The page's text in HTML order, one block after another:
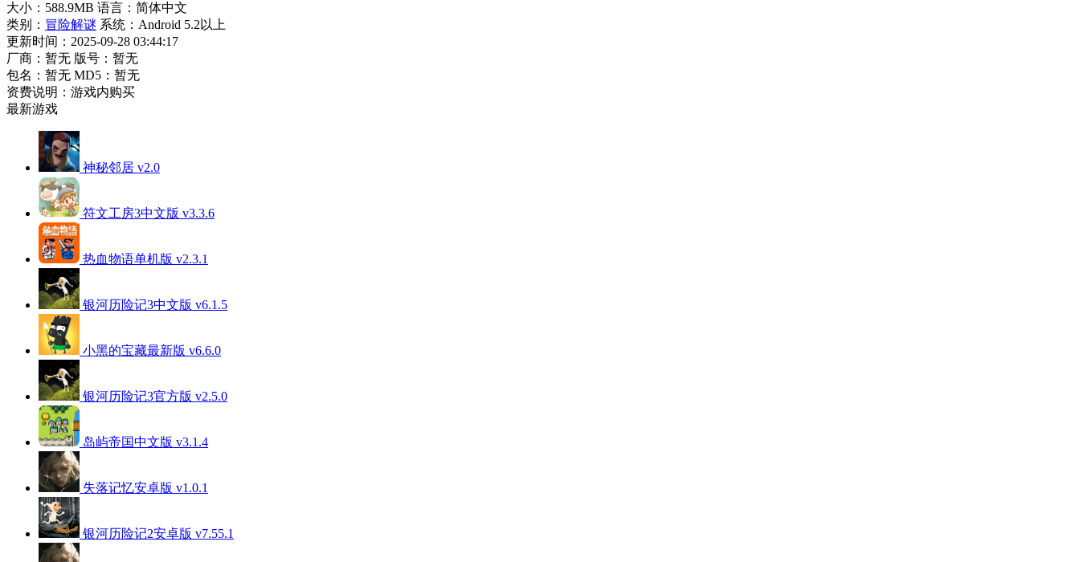
大小：588.9MB 语言：简体中文
类别： 冒险解谜 系统：Android 5.2以上
更新时间：2025-09-28 03:44:17
厂商：暂无 版号：暂无
包名：暂无 MD5：暂无
资费说明：游戏内购买
最新游戏
神秘邻居 v2.0
符文工房3中文版 v3.3.6
热血物语单机版 v2.3.1
银河历险记3中文版 v6.1.5
小黑的宝藏最新版 v6.6.0
银河历险记3官方版 v2.5.0
岛屿帝国中文版 v3.1.4
失落记忆安卓版 v1.0.1
银河历险记2安卓版 v7.55.1